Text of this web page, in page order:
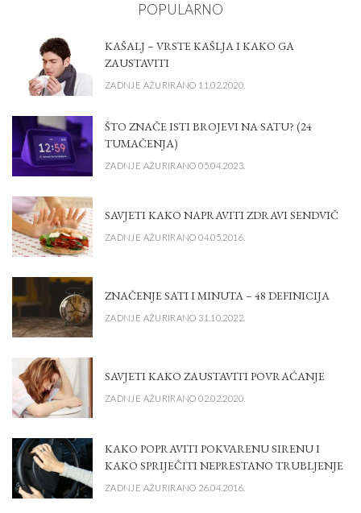
POPULARNO
KAŠALJ – VRSTE KAŠLJA I KAKO GA
ZAUSTAVITI
ZADNJE AŽURIRANO 11.02.2020.
ŠTO ZNAČE ISTI BROJEVI NA SATU? (24
TUMAČENJA)
ZADNJE AŽURIRANO 05.04.2023.
SAVJETI KAKO NAPRAVITI ZDRAVI SENDVIČ
ZADNJE AŽURIRANO 04.05.2016.
ZNAČENJE SATI I MINUTA – 48 DEFINICIJA
ZADNJE AŽURIRANO 31.10.2022.
SAVJETI KAKO ZAUSTAVITI POVRAĆANJE
ZADNJE AŽURIRANO 02.02.2020.
KAKO POPRAVITI POKVARENU SIRENU I
KAKO SPRIJEČITI NEPRESTANO TRUBLJENJE
ZADNJE AŽURIRANO 26.04.2016.